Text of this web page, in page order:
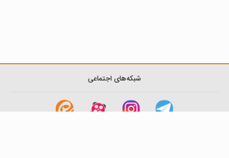
شبکه‌های اجتماعی